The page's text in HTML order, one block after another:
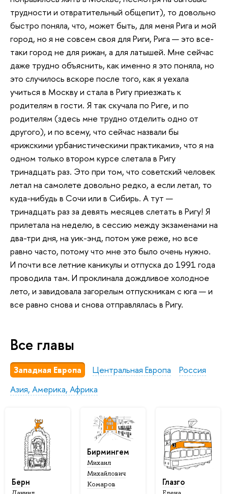
трудности и отвратительный общепит), то довольно
быстро поняла, что, может быть, для меня Рига и мой
город, но я не совсем своя для Риги, Рига — это все-
таки город не для рижан, а для латышей. Мне сейчас
даже трудно объяснить, как именно я это поняла, но
это случилось вскоре после того, как я уехала
учиться в Москву и стала в Ригу приезжать к
родителям в гости. Я так скучала по Риге, и по
родителям (здесь мне трудно отделить одно от
другого), и по всему, что сейчас назвали бы
«рижскими урбанистическими практиками», что я на
одном только втором курсе слетала в Ригу
тринадцать раз. Это при том, что советский человек
летал на самолете довольно редко, а если летал, то
куда-нибудь в Сочи или в Сибирь. А тут —
тринадцать раз за девять месяцев слетать в Ригу! Я
прилетала на неделю, в сессию между экзаменами на
два-три дня, на уик-энд, потом уже реже, но все
равно часто, потому что мне это было очень нужно.
И почти все летние каникулы и отпуска до 1991 года
проводила там. И проклинала дождливое холодное
лето, и завидовала загорелым отпускникам с юга — и
все равно снова и снова отправлялась в Ригу.
Все главы
Западная Европа Центральная Европа
Россия
Азия, Америка, Африка
Берн
Бирмингем
Михаил
Михайлович
Комаров
Глазго